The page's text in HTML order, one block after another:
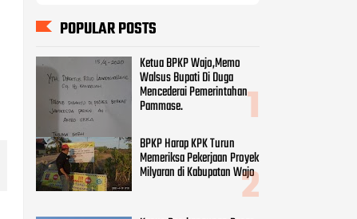
POPULAR POSTS
Ketua BPKP Wajo,Memo
Walsus Bupati Di Duga
Mencederai Pemerintahan
Pammase.
BPKP Harap KPK Turun
Memeriksa Pekerjaan Proyek
Milyaran di Kabupatan Wajo